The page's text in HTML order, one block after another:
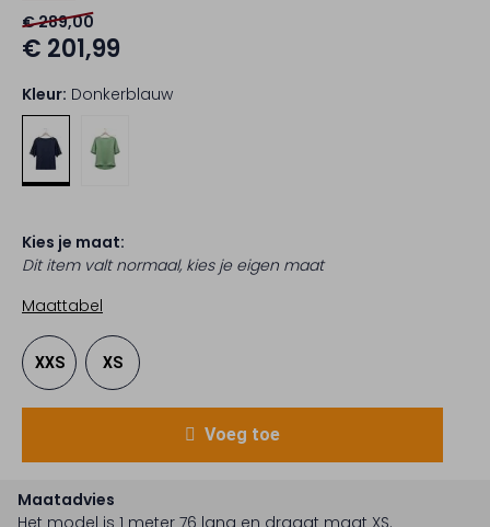
€ 289,00
€ 201,99
Kleur: Donkerblauw
Kies je maat:
Dit item valt normaal, kies je eigen maat
Maattabel
XXS XS
Voeg toe
Maatadvies